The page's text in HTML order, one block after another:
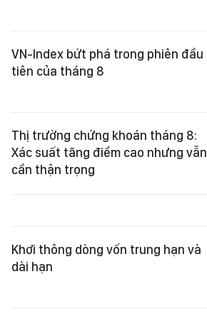
VN-Index bứt phá trong phiên đầu
tiên của tháng 8
Thị trường chứng khoán tháng 8:
Xác suất tăng điểm cao nhưng vẫn
cần thận trọng
Khơi thông dòng vốn trung hạn và
dài hạn